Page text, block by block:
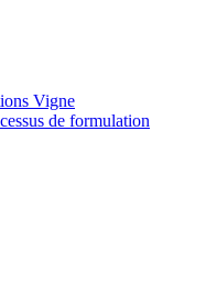
Vigne
de formulation